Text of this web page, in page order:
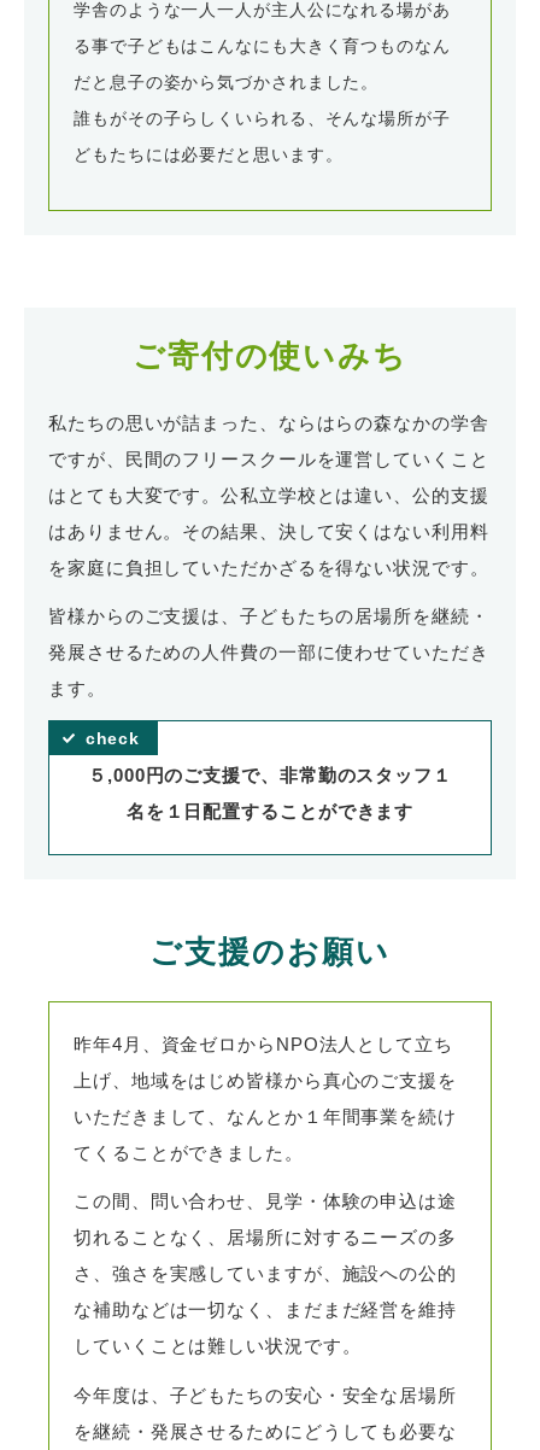
学舎のような一人一人が主人公になれる場があ
る事で子どもはこんなにも大きく育つものなん
だと息子の姿から気づかされました。
誰もがその子らしくいられる、そんな場所が子
どもたちには必要だと思います。
ご寄付の使いみち
私たちの思いが詰まった、ならはらの森なかの学舎
ですが、民間のフリースクールを運営していくこと
はとても大変です。公私立学校とは違い、公的支援
はありません。その結果、決して安くはない利用料
を家庭に負担していただかざるを得ない状況です。
皆様からのご支援は、子どもたちの居場所を継続・
発展させるための人件費の一部に使わせていただき
ます。
５,000円のご支援で、非常勤のスタッフ１
名を１日配置することができます
ご支援のお願い
昨年4月、資金ゼロからNPO法人として立ち
上げ、地域をはじめ皆様から真心のご支援を
いただきまして、なんとか１年間事業を続け
てくることができました。
この間、問い合わせ、見学・体験の申込は途
切れることなく、居場所に対するニーズの多
さ、強さを実感していますが、施設への公的
な補助などは一切なく、まだまだ経営を維持
していくことは難しい状況です。
今年度は、子どもたちの安心・安全な居場所
を継続・発展させるためにどうしても必要な